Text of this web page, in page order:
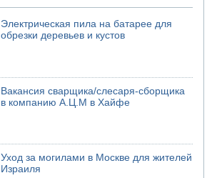
Электрическая пила на батарее для
обрезки деревьев и кустов
Вакансия сварщика/слесаря-сборщика
в компанию А.Ц.М в Хайфе
Уход за могилами в Москве для жителей
Израиля